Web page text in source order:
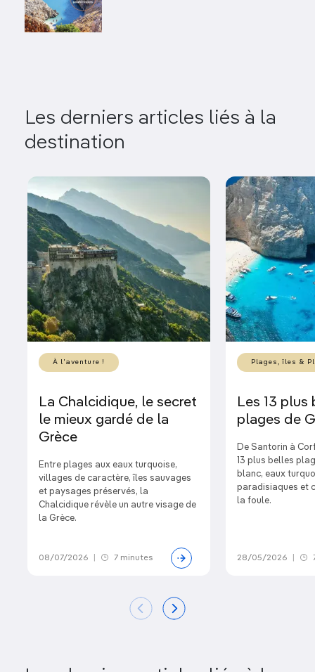
Les derniers articles liés à la
destination
À l'aventure !
La Chalcidique, le secret
le mieux gardé de la
Grèce
Entre plages aux eaux turquoise,
villages de caractère, îles sauvages
et paysages préservés, la
Chalcidique révèle un autre visage de
la Grèce.
08/07/2026 7 minutes
Plages, îles &
Les 13 plus
plages de
De Santorin à
13 plus belles
blanc, eaux
paradisiaques et
la foule.
28/05/2026